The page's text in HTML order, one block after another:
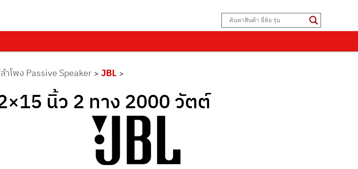
ำโพง Passive Speaker > JBL >
นิ้ว 2 ทาง 2000 วัตต์